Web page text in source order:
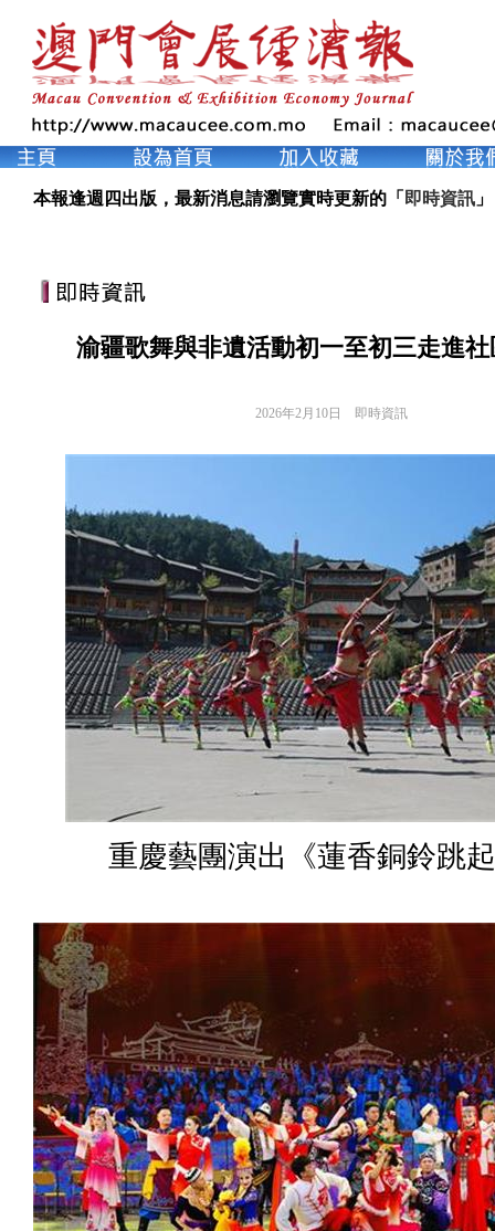
本報逢週四出版，最新消息請瀏覽實時更新的「 即時資訊 」
渝疆歌舞與非遺活動初一至初三走進
2026年2月10日 即時資訊
重慶藝團演出《蓮香銅鈴跳